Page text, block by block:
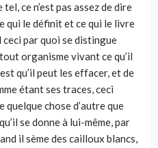
ce n’est pas assez de dire
qui le définit et ce qui le livre
ceci par quoi se distingue
organisme vivant ce qu’il
qu’il peut les effacer, et de
étant ses traces, ceci
quelque chose d’autre que
se donne à lui-même, par
il sème des cailloux blancs,